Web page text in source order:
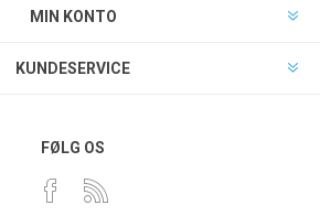
MIN KONTO
KUNDESERVICE
FØLG OS